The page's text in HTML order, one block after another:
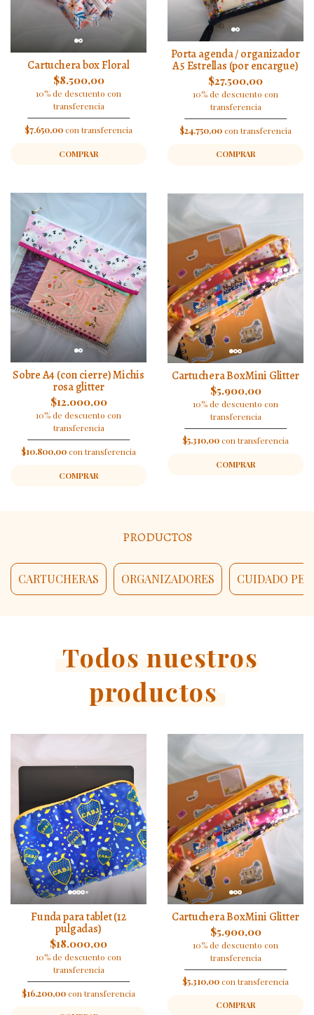
Cartuchera box Floral
$8.500,00
10% de descuento con
transferencia
$7.650,00con transferencia
COMPRAR
Porta agenda / organizador
A5 Estrellas (por encargue)
$27.500,00
10% de descuento con
transferencia
$24.750,00con transferencia
COMPRAR
Sobre A4 (con cierre) Michis
rosa glitter
$12.000,00
10% de descuento con
transferencia
$10.800,00con transferencia
COMPRAR
Cartuchera BoxMini Glitter
$5.900,00
10% de descuento con
transferencia
$5.310,00con transferencia
COMPRAR
PRODUCTOS
CARTUCHERAS ORGANIZADORES CUIDADO
Todos nuestros
productos
Funda para tablet (12
pulgadas)
$18.000,00
10% de descuento con
transferencia
$16.200,00con transferencia
Cartuchera BoxMini Glitter
$5.900,00
10% de descuento con
transferencia
$5.310,00con transferencia
COMPRAR